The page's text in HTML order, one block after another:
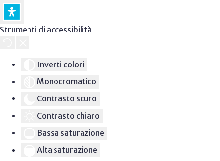
Strumenti di accessibilità
Inverti colori
Monocromatico
Contrasto scuro
Contrasto chiaro
Bassa saturazione
Alta saturazione